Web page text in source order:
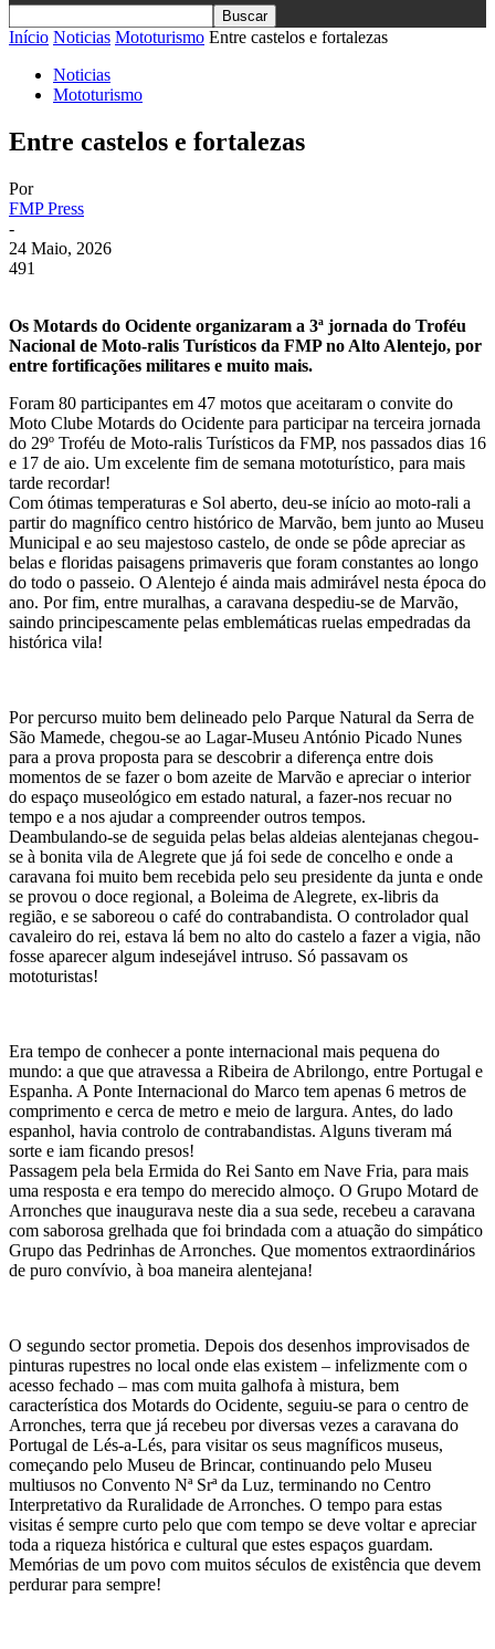
Início Noticias Mototurismo Entre castelos e fortalezas
Noticias
Mototurismo
Entre castelos e fortalezas
Por
FMP Press
-
24 Maio, 2026
491
Os Motards do Ocidente organizaram a 3ª jornada do Troféu
Nacional de Moto-ralis Turísticos da FMP no Alto Alentejo, por
entre fortificações militares e muito mais.
Foram 80 participantes em 47 motos que aceitaram o convite do
Moto Clube Motards do Ocidente para participar na terceira jornada
do 29º Troféu de Moto-ralis Turísticos da FMP, nos passados dias 16
e 17 de aio. Um excelente fim de semana mototurístico, para mais
tarde recordar!
Com ótimas temperaturas e Sol aberto, deu-se início ao moto-rali a
partir do magnífico centro histórico de Marvão, bem junto ao Museu
Municipal e ao seu majestoso castelo, de onde se pôde apreciar as
belas e floridas paisagens primaveris que foram constantes ao longo
do todo o passeio. O Alentejo é ainda mais admirável nesta época do
ano. Por fim, entre muralhas, a caravana despediu-se de Marvão,
saindo principescamente pelas emblemáticas ruelas empedradas da
histórica vila!
Por percurso muito bem delineado pelo Parque Natural da Serra de
São Mamede, chegou-se ao Lagar-Museu António Picado Nunes
para a prova proposta para se descobrir a diferença entre dois
momentos de se fazer o bom azeite de Marvão e apreciar o interior
do espaço museológico em estado natural, a fazer-nos recuar no
tempo e a nos ajudar a compreender outros tempos.
Deambulando-se de seguida pelas belas aldeias alentejanas chegou-
se à bonita vila de Alegrete que já foi sede de concelho e onde a
caravana foi muito bem recebida pelo seu presidente da junta e onde
se provou o doce regional, a Boleima de Alegrete, ex-libris da
região, e se saboreou o café do contrabandista. O controlador qual
cavaleiro do rei, estava lá bem no alto do castelo a fazer a vigia, não
fosse aparecer algum indesejável intruso. Só passavam os
mototuristas!
Era tempo de conhecer a ponte internacional mais pequena do
mundo: a que que atravessa a Ribeira de Abrilongo, entre Portugal e
Espanha. A Ponte Internacional do Marco tem apenas 6 metros de
comprimento e cerca de metro e meio de largura. Antes, do lado
espanhol, havia controlo de contrabandistas. Alguns tiveram má
sorte e iam ficando presos!
Passagem pela bela Ermida do Rei Santo em Nave Fria, para mais
uma resposta e era tempo do merecido almoço. O Grupo Motard de
Arronches que inaugurava neste dia a sua sede, recebeu a caravana
com saborosa grelhada que foi brindada com a atuação do simpático
Grupo das Pedrinhas de Arronches. Que momentos extraordinários
de puro convívio, à boa maneira alentejana!
O segundo sector prometia. Depois dos desenhos improvisados de
pinturas rupestres no local onde elas existem – infelizmente com o
acesso fechado – mas com muita galhofa à mistura, bem
característica dos Motards do Ocidente, seguiu-se para o centro de
Arronches, terra que já recebeu por diversas vezes a caravana do
Portugal de Lés-a-Lés, para visitar os seus magníficos museus,
começando pelo Museu de Brincar, continuando pelo Museu
multiusos no Convento Nª Srª da Luz, terminando no Centro
Interpretativo da Ruralidade de Arronches. O tempo para estas
visitas é sempre curto pelo que com tempo se deve voltar e apreciar
toda a riqueza histórica e cultural que estes espaços guardam.
Memórias de um povo com muitos séculos de existência que devem
perdurar para sempre!